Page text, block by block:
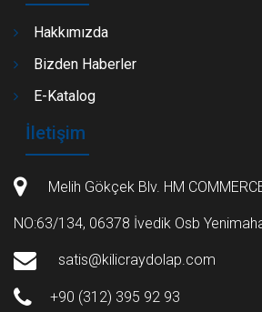
Hakkımızda
Bizden Haberler
E-Katalog
İletişim
Melih Gökçek Blv. HM
NO:63/134, 06378 İvedik Osb
satis@kilicraydolap.com
+90 (312) 395 92 93